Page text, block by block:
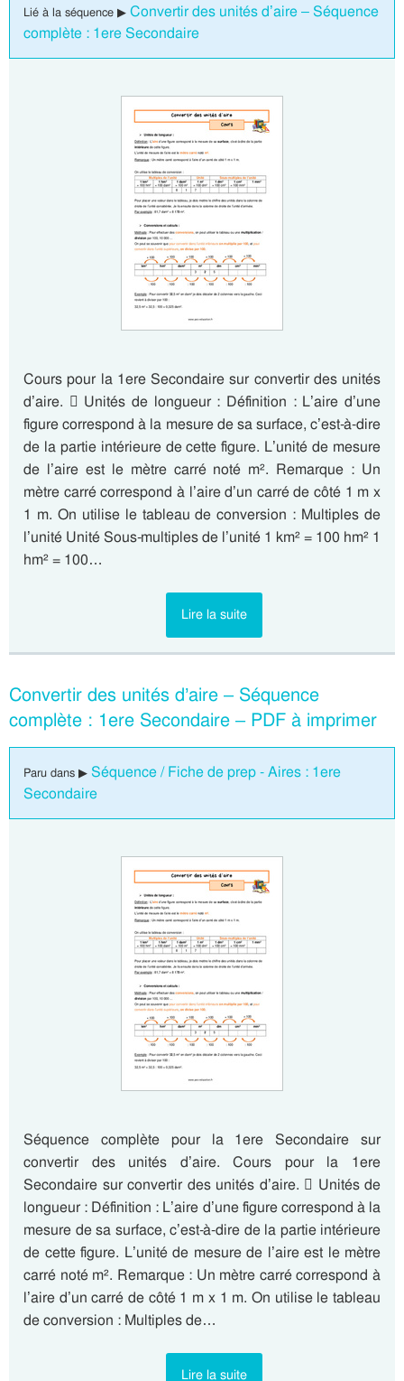
Lié à la séquence ▶ Convertir des unités d’aire – Séquence
complète : 1ere Secondaire
Cours pour la 1ere Secondaire sur convertir des unités
d’aire.  Unités de longueur : Définition : L’aire d’une
figure correspond à la mesure de sa surface, c’est-à-dire
de la partie intérieure de cette figure. L’unité de mesure
de l’aire est le mètre carré noté m². Remarque : Un
mètre carré correspond à l’aire d’un carré de côté 1 m x
1 m. On utilise le tableau de conversion : Multiples de
l’unité Unité Sous-multiples de l’unité 1 km² = 100 hm² 1
hm² = 100…
Lire la suite
Convertir des unités d’aire – Séquence
complète : 1ere Secondaire – PDF à imprimer
Paru dans ▶ Séquence / Fiche de prep - Aires : 1ere
Secondaire
Séquence complète pour la 1ere Secondaire sur
convertir des unités d’aire. Cours pour la 1ere
Secondaire sur convertir des unités d’aire.  Unités de
longueur : Définition : L’aire d’une figure correspond à la
mesure de sa surface, c’est-à-dire de la partie intérieure
de cette figure. L’unité de mesure de l’aire est le mètre
carré noté m². Remarque : Un mètre carré correspond à
l’aire d’un carré de côté 1 m x 1 m. On utilise le tableau
de conversion : Multiples de…
Lire la suite